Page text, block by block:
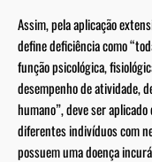
Assim, pela aplicação
define deficiência como
função psicológica,
desempenho de atividade,
humano”, deve ser
diferentes indivíduos com
possuem uma doença